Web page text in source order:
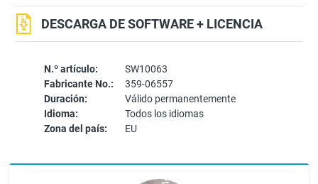
N.º artículo:
SW10063
Fabricante No.:
359-06557
Duración:
Válido permanentemente
Idioma:
Todos los idiomas
Zona del país:
EU
DESCARGA DE SOFTWARE + LICENCIA